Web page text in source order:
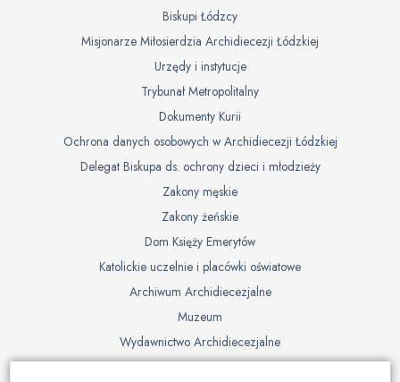
Biskupi Łódzcy
Misjonarze Miłosierdzia Archidiecezji Łódzkiej
Urzędy i instytucje
Trybunał Metropolitalny
Dokumenty Kurii
Ochrona danych osobowych w Archidiecezji Łódzkiej
Delegat Biskupa ds. ochrony dzieci i młodzieży
Zakony męskie
Zakony żeńskie
Dom Księży Emerytów
Katolickie uczelnie i placówki oświatowe
Archiwum Archidiecezjalne
Muzeum
Wydawnictwo Archidiecezjalne
Cmentarze